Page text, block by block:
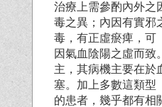
治療上需參酌內外之
毒之異；內因有實邪
毒，有正虛瘀痺，可
因氣血陰陽之虛而致
主，其病機主要在於
塞。加上多數這類型
的患者，幾乎都有相